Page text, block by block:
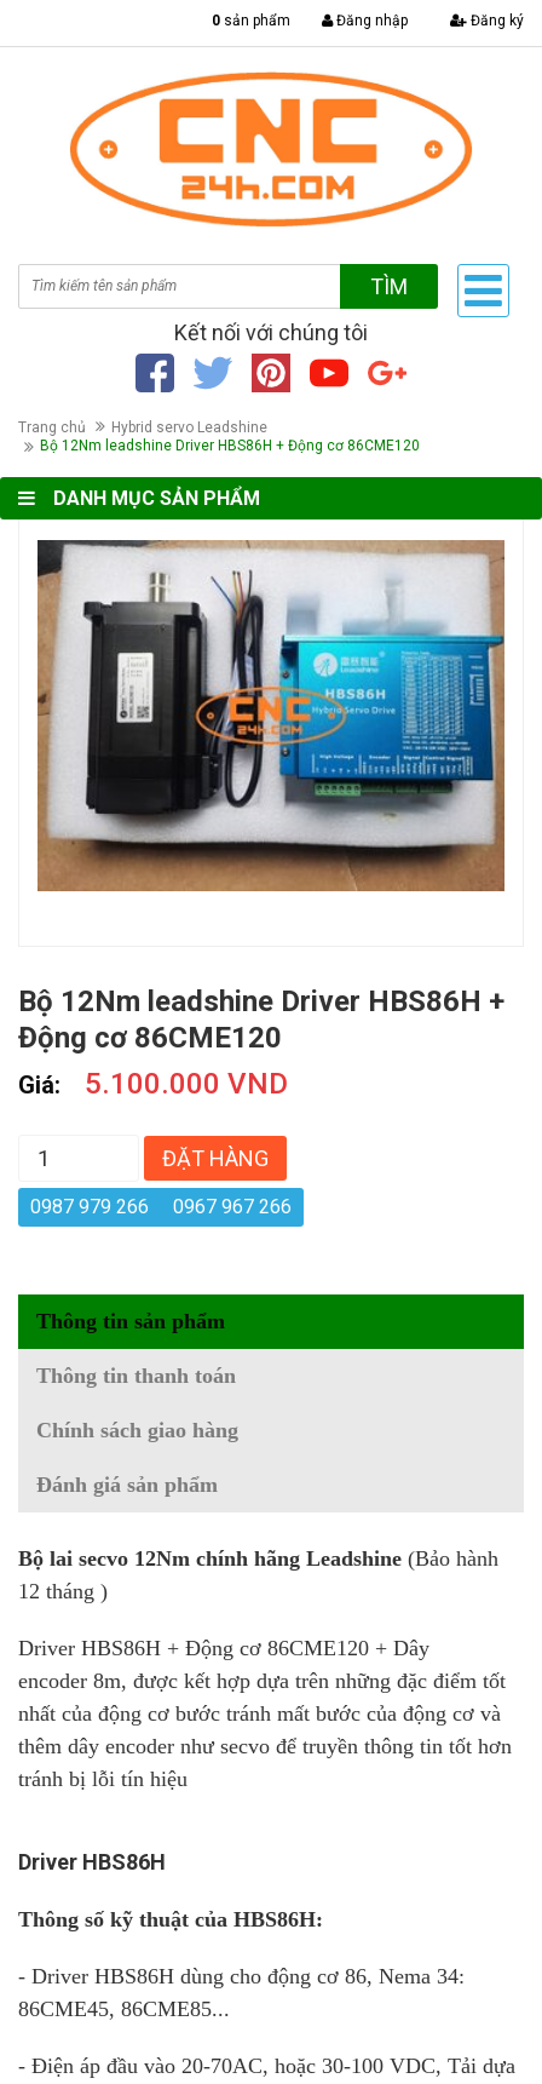
0 sản phẩm Đăng nhập Đăng ký
TÌM
Kết nối với chúng tôi
Trang chủ
Hybrid servo Leadshine
Bộ 12Nm leadshine Driver HBS86H + Động cơ 86CME120
DANH MỤC SẢN PHẨM
Bộ 12Nm leadshine Driver HBS86H +
Động cơ 86CME120
Giá: 5.100.000 VND
ĐẶT HÀNG
0987 979 266 0967 967 266
Thông tin sản phẩm
Thông tin thanh toán
Chính sách giao hàng
Đánh giá sản phẩm
Bộ lai secvo 12Nm chính hãng Leadshine (Bảo hành
12 tháng )
Driver HBS86H + Động cơ 86CME120 + Dây
encoder 8m, được kết hợp dựa trên những đặc điểm tốt
nhất của động cơ bước tránh mất bước của động cơ và
thêm dây encoder như secvo để truyền thông tin tốt hơn
tránh bị lỗi tín hiệu
Driver HBS86H
Thông số kỹ thuật của HBS86H:
- Driver HBS86H dùng cho động cơ 86, Nema 34:
86CME45, 86CME85...
- Điện áp đầu vào 20-70AC, hoặc 30-100 VDC, Tải dựa